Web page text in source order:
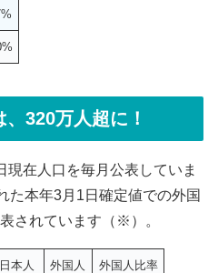
320万人超に！
在人口を毎月公表していま
た本年3月1日確定値での外国
されています（※）。
日本人 外国人 外国人比率